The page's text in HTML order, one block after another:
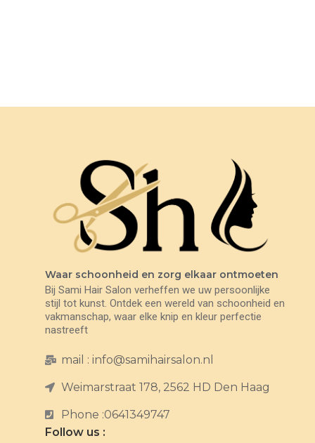
Waar schoonheid en zorg elkaar ontmoeten
Bij Sami Hair Salon verheffen we uw persoonlijke
stijl tot kunst. Ontdek een wereld van schoonheid en
vakmanschap, waar elke knip en kleur perfectie
nastreeft
mail : info@samihairsalon.nl
Weimarstraat 178, 2562 HD Den Haag
Phone :0641349747
Follow us :